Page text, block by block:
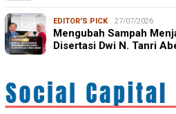
EDITOR'S PICK 27/07/2026
Mengubah Sampah
Disertasi Dwi N. Tanri